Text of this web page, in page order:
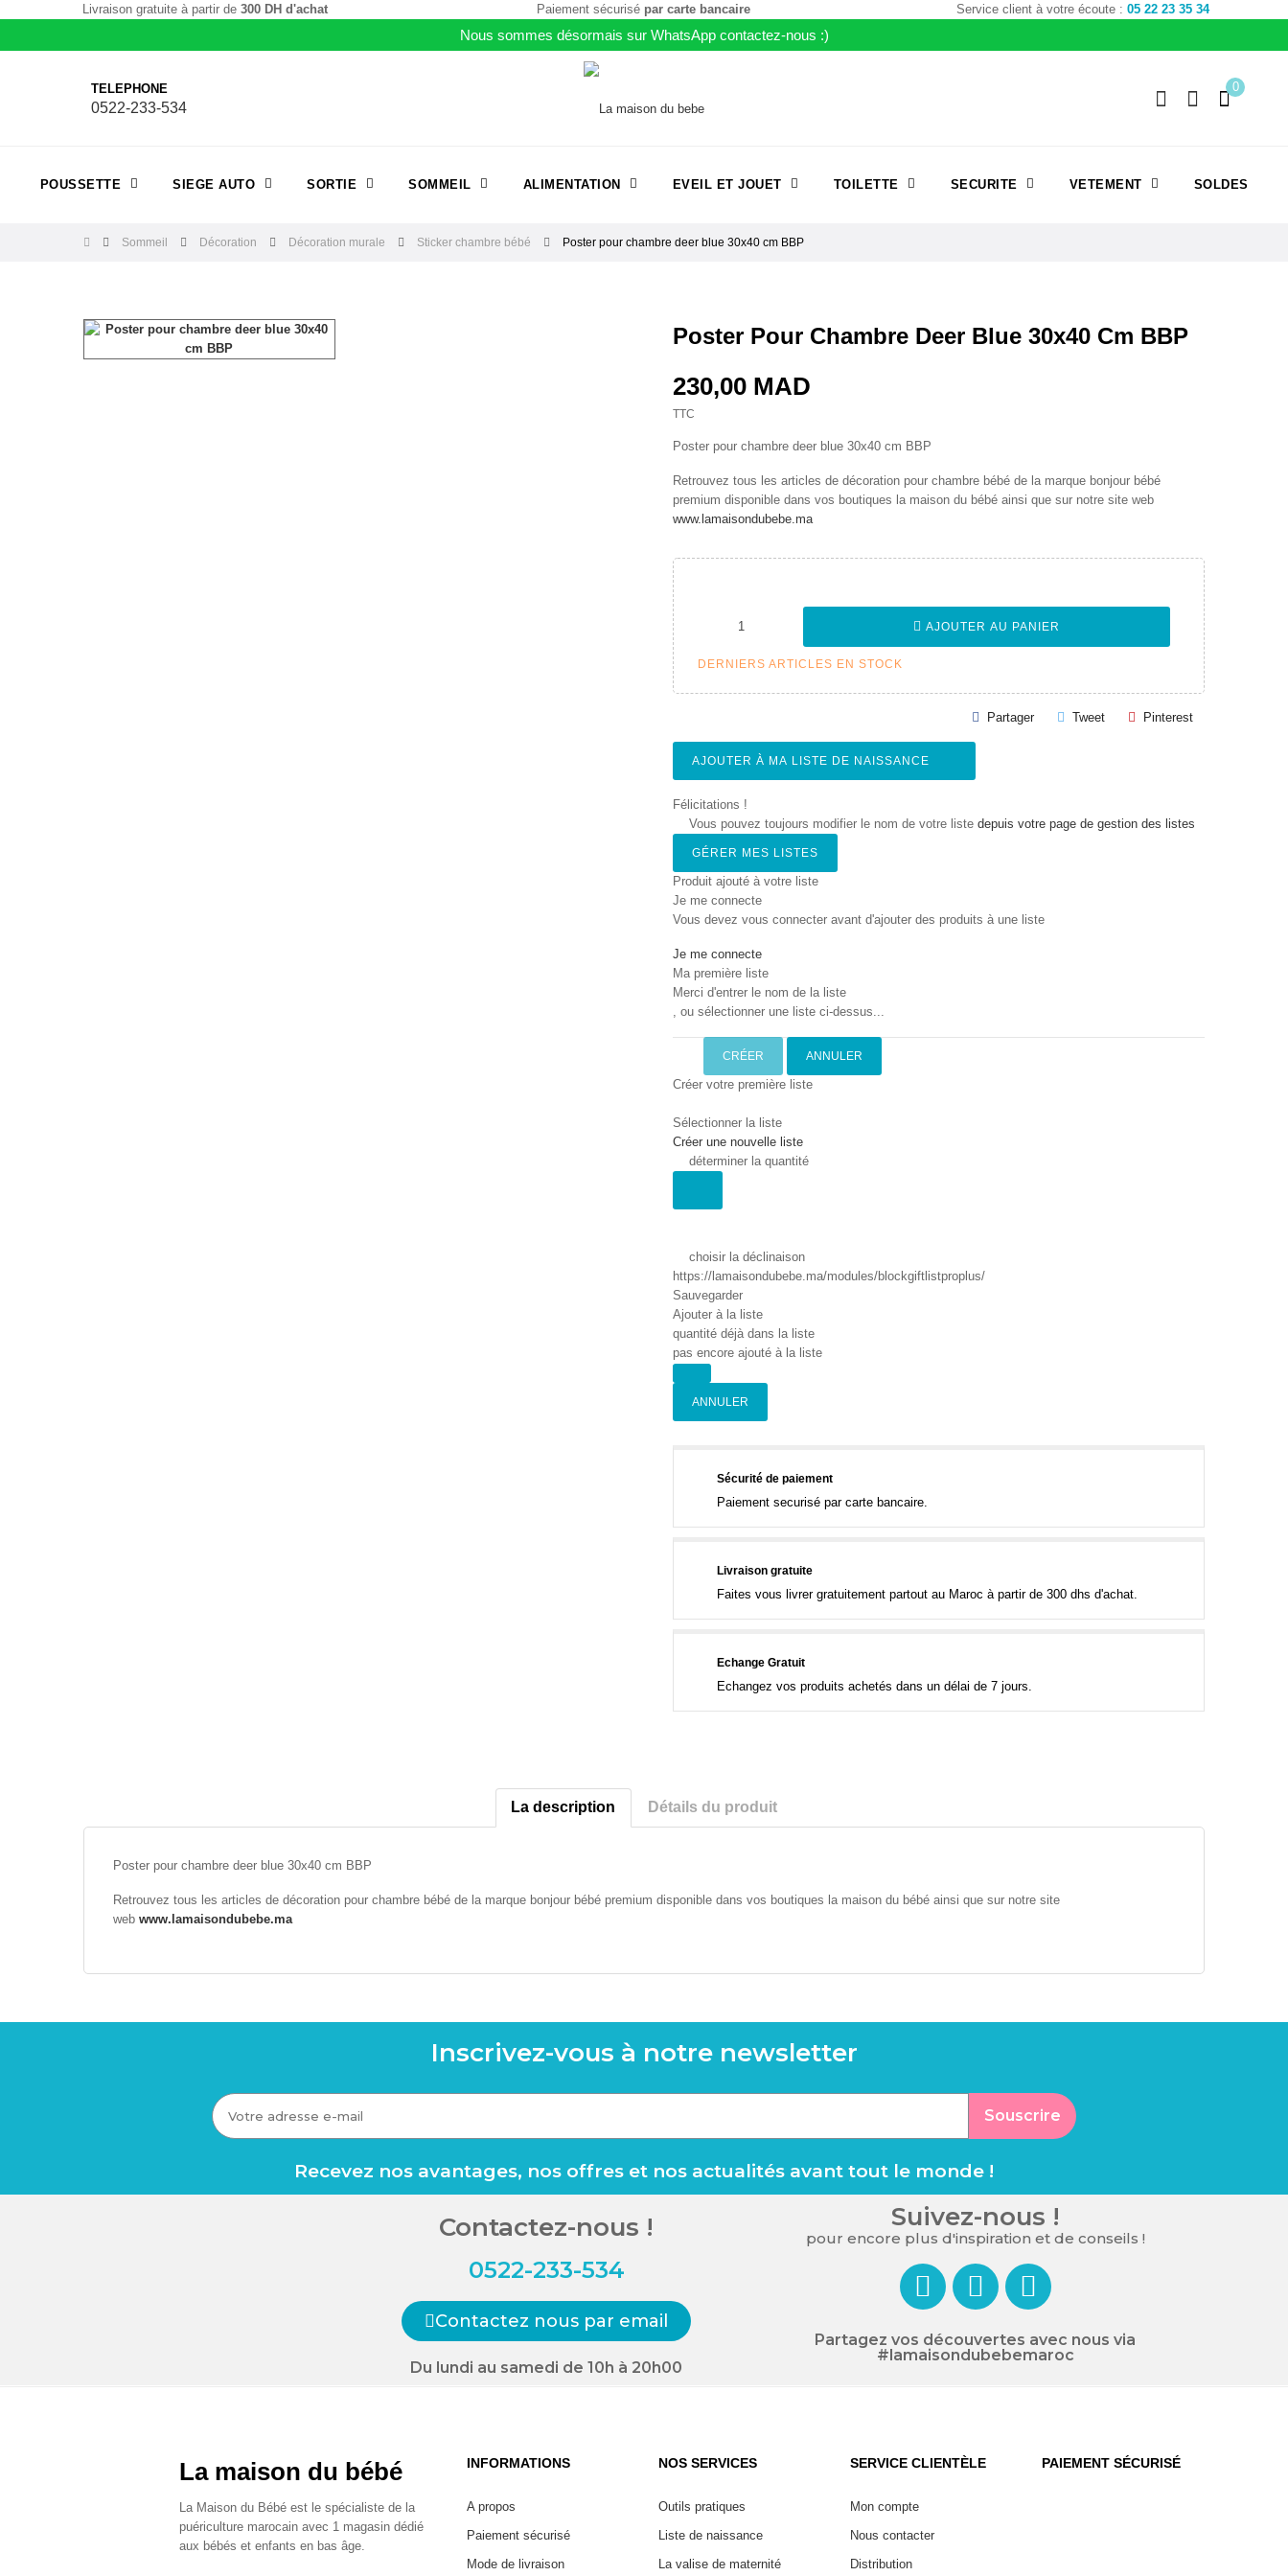
Livraison gratuite à partir de 300 DH d'achat Paiement sécurisé par carte bancaire Service client à votre écoute : 05 22 23 35 34
Nous sommes désormais sur WhatsApp contactez-nous :)
TELEPHONE
0522-233-534
0
POUSSETTE SIEGE AUTO SORTIE SOMMEIL ALIMENTATION EVEIL ET JOUET TOILETTE SECURITE VETEMENT SOLDES
Sommeil Décoration Décoration murale Sticker chambre bébé Poster pour chambre deer blue 30x40 cm BBP
Poster Pour Chambre Deer Blue 30x40 Cm BBP
230,00 MAD
TTC
Poster pour chambre deer blue 30x40 cm BBP
Retrouvez tous les articles de décoration pour chambre bébé de la marque bonjour bébé
premium disponible dans vos boutiques la maison du bébé ainsi que sur notre site web
www.lamaisondubebe.ma
AJOUTER AU PANIER
DERNIERS ARTICLES EN STOCK
Partager Tweet Pinterest
AJOUTER À MA LISTE DE NAISSANCE
Félicitations !
Vous pouvez toujours modifier le nom de votre liste depuis votre page de gestion des listes
GÉRER MES LISTES
Produit ajouté à votre liste
Je me connecte
Vous devez vous connecter avant d'ajouter des produits à une liste
Je me connecte
Ma première liste
Merci d'entrer le nom de la liste
, ou sélectionner une liste ci-dessus...
CRÉER ANNULER
Créer votre première liste
Sélectionner la liste
Créer une nouvelle liste
déterminer la quantité
choisir la déclinaison
https://lamaisondubebe.ma/modules/blockgiftlistproplus/
Sauvegarder
Ajouter à la liste
quantité déjà dans la liste
pas encore ajouté à la liste
ANNULER
Sécurité de paiement
Paiement securisé par carte bancaire.
Livraison gratuite
Faites vous livrer gratuitement partout au Maroc à partir de 300 dhs d'achat.
Echange Gratuit
Echangez vos produits achetés dans un délai de 7 jours.
La description Détails du produit
Poster pour chambre deer blue 30x40 cm BBP
Retrouvez tous les articles de décoration pour chambre bébé de la marque bonjour bébé premium disponible dans vos boutiques la maison du bébé ainsi que sur notre site
web www.lamaisondubebe.ma
Inscrivez-vous à notre newsletter
Souscrire
Recevez nos avantages, nos offres et nos actualités avant tout le monde !
Contactez-nous !
0522-233-534
Contactez nous par email
Du lundi au samedi de 10h à 20h00
Suivez-nous !
pour encore plus d'inspiration et de conseils !
Partagez vos découvertes avec nous via
#lamaisondubebemaroc
La maison du bébé
La Maison du Bébé est le spécialiste de la
puériculture marocain avec 1 magasin dédié
aux bébés et enfants en bas âge.
INFORMATIONS
A propos
Paiement sécurisé
Mode de livraison
NOS SERVICES
Outils pratiques
Liste de naissance
La valise de maternité
SERVICE CLIENTÈLE
Mon compte
Nous contacter
Distribution
PAIEMENT SÉCURISÉ